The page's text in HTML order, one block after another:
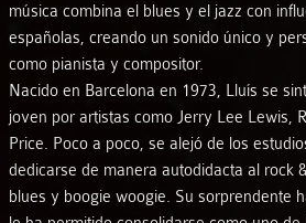
música combina el blues y el jazz con
españolas, creando un sonido único y
como pianista y compositor.
Nacido en Barcelona en 1973, Lluís se
joven por artistas como Jerry Lee Lewis,
Price. Poco a poco, se alejó de los
dedicarse de manera autodidacta al rock
blues y boogie woogie. Su sorprendente